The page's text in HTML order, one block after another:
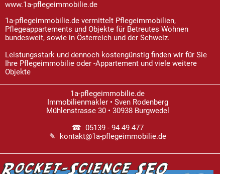
www.1a-pflegeimmobilie.de
1a-pflegeimmobilie.de vermittelt Pflegeimmobilien,
Pflegeappartements und Objekte für Betreutes Wohnen
bundesweit, sowie in Österreich und der Schweiz.
Leistungsstark und dennoch kostengünstig finden wir für Sie
Ihre Pflegeimmobilie oder -Appartement und viele weitere
Objekte
1a-pflegeimmobilie.de
Immobilienmakler • Sven Rodenberg
Mühlenstrasse 30 • 30938 Burgwedel
☎ 05139 - 94 49 477
✎ kontakt@1a-pflegeimmobilie.de